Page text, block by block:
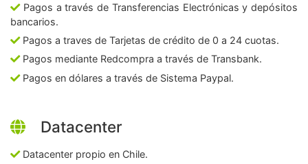
Pagos a través de Transferencias Electrónicas y depósitos
bancarios.
Pagos a traves de Tarjetas de crédito de 0 a 24 cuotas.
Pagos mediante Redcompra a través de Transbank.
Pagos en dólares a través de Sistema Paypal.
Datacenter
Datacenter propio en Chile.